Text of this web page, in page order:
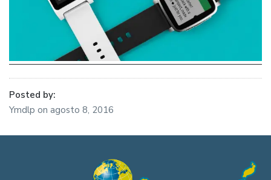
Posted by:
Ymdlp on agosto 8, 2016